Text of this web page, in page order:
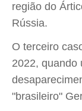
região do
Rússia.
O terceiro
2022, quando
"brasileiro"